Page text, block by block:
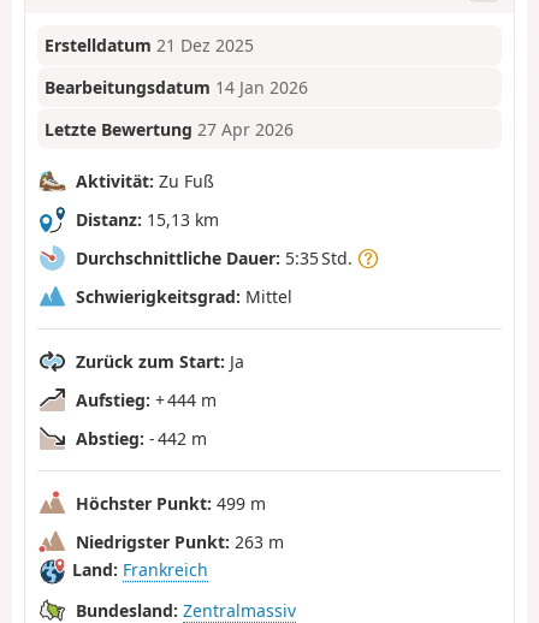
Erstelldatum 21 Dez 2025
Bearbeitungsdatum 14 Jan 2026
Letzte Bewertung 27 Apr 2026
Aktivität: Zu Fuß
Distanz: 15,13 km
Durchschnittliche Dauer: 5:35 Std.
Schwierigkeitsgrad: Mittel
Zurück zum Start: Ja
Aufstieg: + 444 m
Abstieg: - 442 m
Höchster Punkt: 499 m
Niedrigster Punkt: 263 m
Land: Frankreich
Bundesland: Zentralmassiv